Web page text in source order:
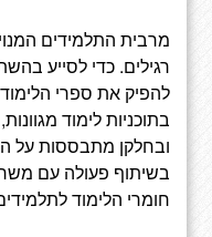
מרבית התלמידים
רגילים. כדי לסייע
להפיק את ספרי
בתוכניות לימוד
ובחלקן מתבססות על
בשיתוף פעולה עם
חומרי הלימוד